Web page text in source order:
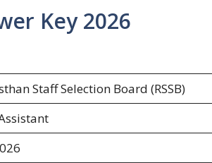
Key 2026
Staff Selection Board (RSSB)